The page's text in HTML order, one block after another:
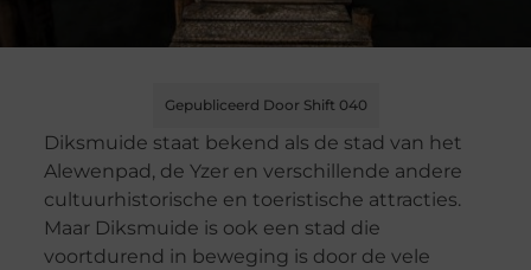
Gepubliceerd Door Shift 040
Diksmuide staat bekend als de stad van het
Alewenpad, de Yzer en verschillende andere
cultuurhistorische en toeristische attracties.
Maar Diksmuide is ook een stad die
voortdurend in beweging is door de vele